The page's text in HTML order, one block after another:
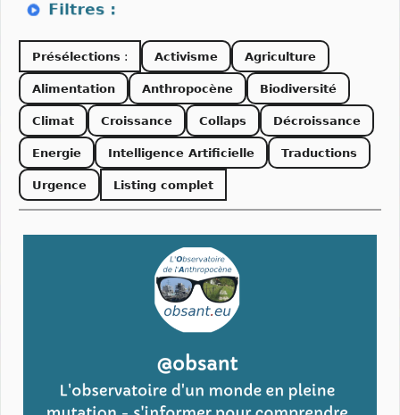
Présélections : Activisme Agriculture
Alimentation Anthropocène Biodiversité
Climat Croissance Collaps Décroissance
Energie Intelligence Artificielle Traductions
Urgence Listing complet